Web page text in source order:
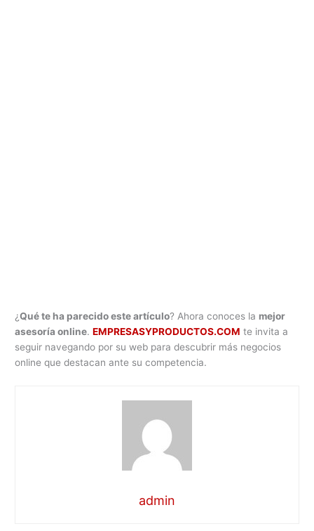
¿Qué te ha parecido este artículo? Ahora conoces la mejor
asesoría online.EMPRESASYPRODUCTOS.COM te invita a
seguir navegando por su web para descubrir más negocios
online que destacan ante su competencia.
admin